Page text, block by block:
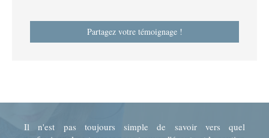
Partagez votre témoignage !
Il n'est pas toujours simple de savoir vers quel